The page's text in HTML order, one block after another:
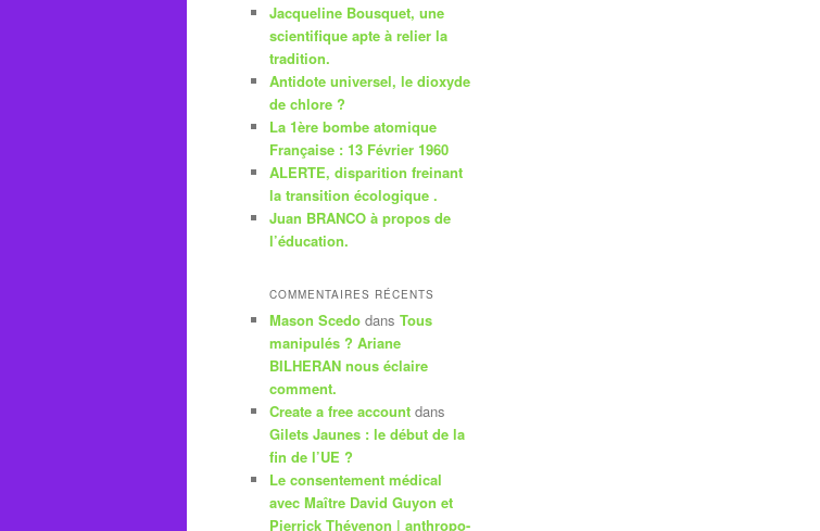
r
c
h
e
Jacqueline Bousquet, une
scientifique apte à relier la
tradition.
Antidote universel, le dioxyde
de chlore ?
La 1ère bombe atomique
Française : 13 Février 1960
ALERTE, disparition freinant
la transition écologique .
Juan BRANCO à propos de
l’éducation.
COMMENTAIRES RÉCENTS
Mason Scedo dans Tous
manipulés ? Ariane
BILHERAN nous éclaire
comment.
Create a free account dans
Gilets Jaunes : le début de la
fin de l’UE ?
Le consentement médical
avec Maître David Guyon et
Pierrick Thévenon | anthropo-